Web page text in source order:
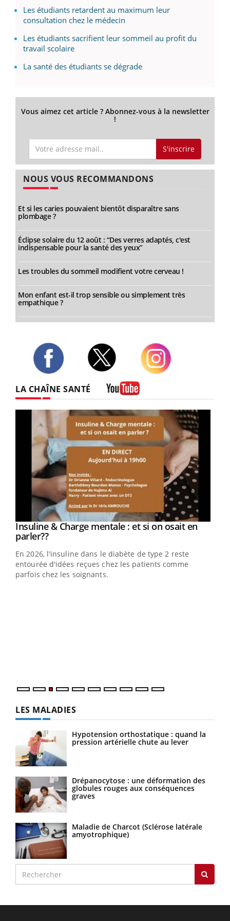
Les étudiants retardent au maximum leur
consultation chez le médecin
Les étudiants sacrifient leur sommeil au profit du
travail scolaire
La santé des étudiants se dégrade
Vous aimez cet article ? Abonnez-vous à la newsletter
!
S'inscrire
NOUS VOUS RECOMMANDONS
Et si les caries pouvaient bientôt disparaître sans
plombage ?
Éclipse solaire du 12 août : “Des verres adaptés, c'est
indispensable pour la santé des yeux”
Les troubles du sommeil modifient votre cerveau !
Mon enfant est-il trop sensible ou simplement très
empathique ?
LA CHAÎNE SANTÉ
Youtube
Insuline & Charge mentale : et si on osait en
parler??Youtube
En 2026, l'insuline dans le diabète de type 2 reste
entourée d'idées reçues chez les patients comme
parfois chez les soignants.
LES MALADIES
Hypotension orthostatique : quand la
pression artérielle chute au lever
Drépanocytose : une déformation des
globules rouges aux conséquences
graves
Maladie de Charcot (Sclérose latérale
amyotrophique)